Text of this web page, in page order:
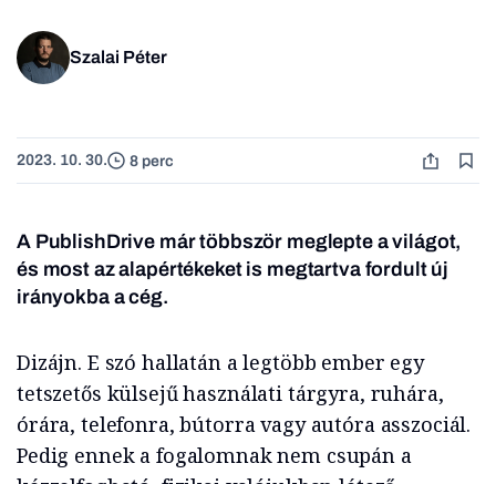
Szalai Péter
2023. 10. 30. 8 perc
A PublishDrive már többször meglepte a világot,
és most az alapértékeket is megtartva fordult új
irányokba a cég.
Dizájn. E szó hallatán a legtöbb ember egy
tetszetős külsejű használati tárgyra, ruhára,
órára, telefonra, bútorra vagy autóra asszociál.
Pedig ennek a fogalomnak nem csupán a